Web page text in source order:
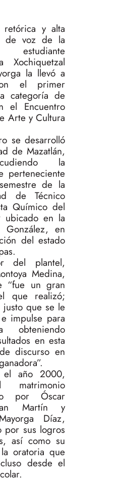
retórica y alta
de voz de la
Xochiquetzal
la llevó a
el primer
categoría de
el Encuentro
Arte y Cultura
se desarrolló
de Mazatlán,
la
perteneciente
de la
de Técnico
Químico del
ubicado en la
en
del estado
del plantel,
Medina,
“fue un gran
que realizó;
que se le
impulse para
obteniendo
en esta
discurso en
año 2000,
por Óscar
Martín y
Díaz,
por sus logros
así como su
oratoria que
desde el